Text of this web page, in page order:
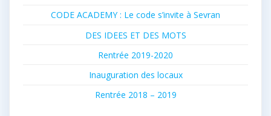
CODE ACADEMY : Le code s’invite à Sevran
DES IDEES ET DES MOTS
Rentrée 2019-2020
Inauguration des locaux
Rentrée 2018 – 2019